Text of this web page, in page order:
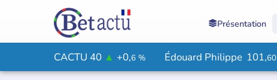
Présentation
CACTU 40 ▲ +0,6 % Suisse 555,00 ▼ -1,9 %